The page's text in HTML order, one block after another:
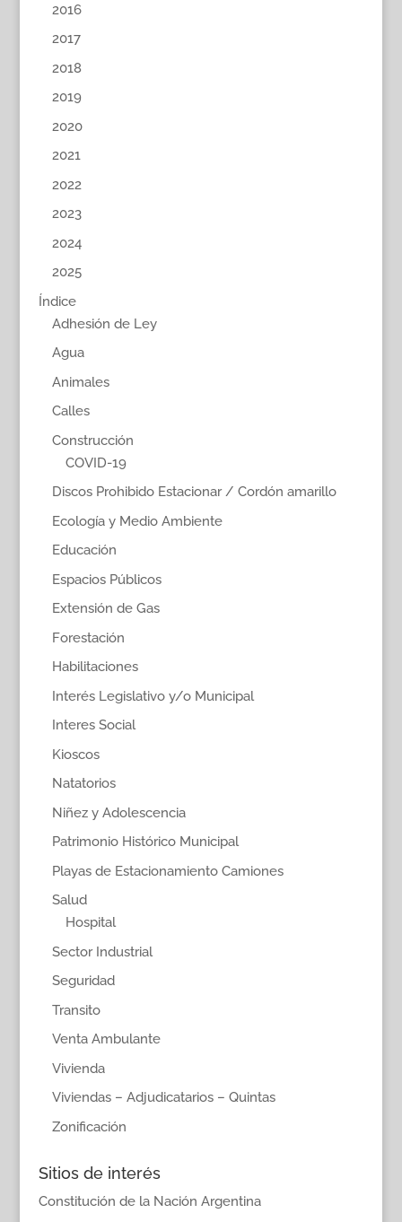
2016
2017
2018
2019
2020
2021
2022
2023
2024
2025
Índice
Adhesión de Ley
Agua
Animales
Calles
Construcción
COVID-19
Discos Prohibido Estacionar / Cordón amarillo
Ecología y Medio Ambiente
Educación
Espacios Públicos
Extensión de Gas
Forestación
Habilitaciones
Interés Legislativo y/o Municipal
Interes Social
Kioscos
Natatorios
Niñez y Adolescencia
Patrimonio Histórico Municipal
Playas de Estacionamiento Camiones
Salud
Hospital
Sector Industrial
Seguridad
Transito
Venta Ambulante
Vivienda
Viviendas – Adjudicatarios – Quintas
Zonificación
Sitios de interés
Constitución de la Nación Argentina